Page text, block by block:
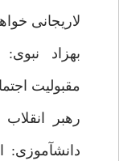
لاريجانى خواهد
بهزاد
مقبوليت
رهبر
دانش‏آموزى: